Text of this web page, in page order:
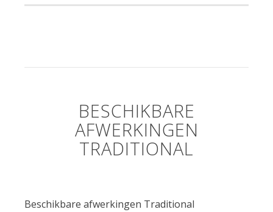
BESCHIKBARE
AFWERKINGEN
TRADITIONAL
Beschikbare afwerkingen Traditional